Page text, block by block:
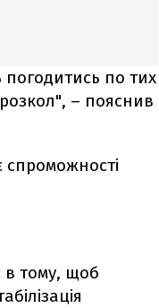
погодитись по тих
– пояснив
спроможності
в тому, щоб